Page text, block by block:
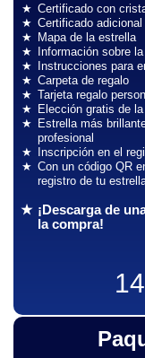
Certificado con
Certificado adicional
Mapa de la estrella
Información sobre
Instrucciones para
Carpeta de regalo
Tarjeta regalo
Elección gratis de
Estrella más
profesional
Inscripción en el
Con un código QR
registro de tu
¡Descarga de
la compra!